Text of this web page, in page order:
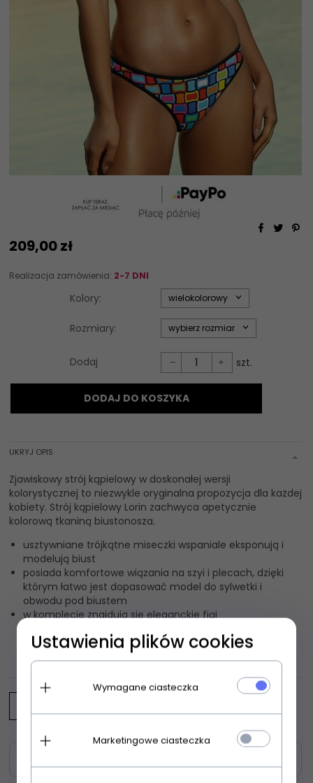
209,00zł
Realizacja zamówienia: 2-7 DNI
Kolory: options[34]
wielokolorowy
Rozmiary: options[35]
wybierz rozmiar
Dodaj szt.
DODAJ DO KOSZYKA
UKRYJ OPIS
Zjawiskowy strój kąpielowy w doskonałej wersji
kolorystycznej to niezwykle oryginalna propozycja dla każdej
kobiety. Strój kąpielowy Lorin zachwyca apetycznie
kolorową tkaniną biustonosza.
usztywniane trójkątne miseczki wspaniale eksponują i
modelują biust
posiada komfortowe wiązania na szyi i plecach, dzięki
którym łatwo jest dopasować model do sylwetki i
obwodu pod biustem
w komplecie znajdują się eleganckie figi
OPINIE KLIENTÓW
Ustawienia plików cookies
Wymagane ciasteczka
Marketingowe ciasteczka